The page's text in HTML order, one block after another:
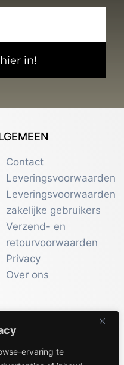
ervaring te
in!
Contact
Leveringsvoorwaarden
Leveringsvoorwaarden
zakelijke gebruikers
Verzend- en
retourvoorwaarden
Privacy
Over ons